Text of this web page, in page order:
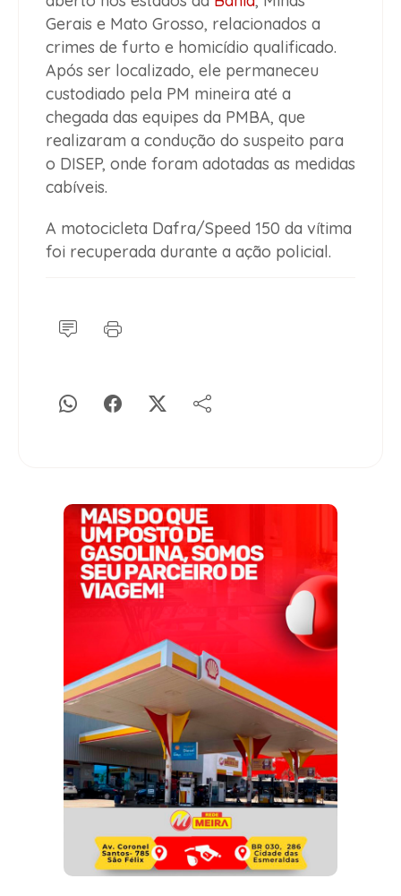
Gerais e Mato Grosso, relacionados a
crimes de furto e homicídio qualificado.
Após ser localizado, ele permaneceu
custodiado pela PM mineira até a
chegada das equipes da PMBA, que
realizaram a condução do suspeito para
o DISEP, onde foram adotadas as medidas
cabíveis.
A motocicleta Dafra/Speed 150 da vítima
foi recuperada durante a ação policial.